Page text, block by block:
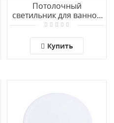
Потолочный
светильник для ванной
комнаты Arte Lamp
3AB
Купить